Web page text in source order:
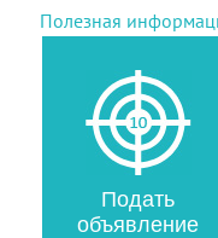
Полезная
Подать
объявление